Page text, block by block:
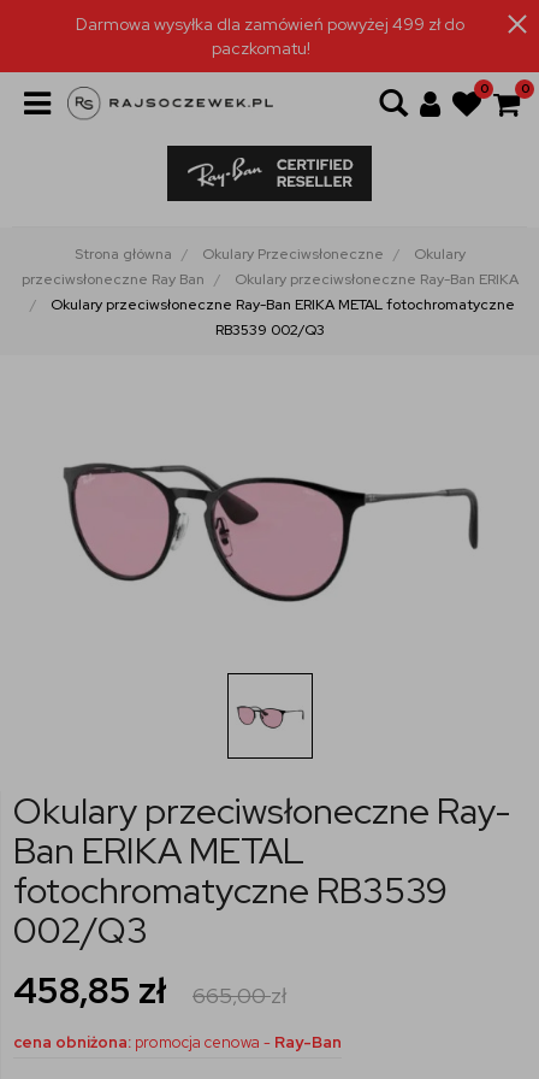
Darmowa wysyłka dla zamówień powyżej 499 zł do
paczkomatu!
0 0
Strona główna Okulary Przeciwsłoneczne
Okulary
przeciwsłoneczne Ray Ban
Okulary przeciwsłoneczne Ray-Ban ERIKA
Okulary przeciwsłoneczne Ray-Ban ERIKA METAL fotochromatyczne
RB3539 002/Q3
Okulary przeciwsłoneczne Ray-
Ban ERIKA METAL
fotochromatyczne RB3539
002/Q3
458,85 zł 665,00zł
cena obniżona: promocja cenowa - Ray-Ban